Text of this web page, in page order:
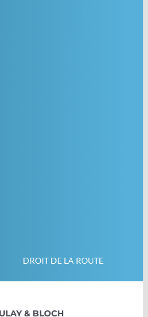
DROIT DE LA ROUTE
& BLOCH